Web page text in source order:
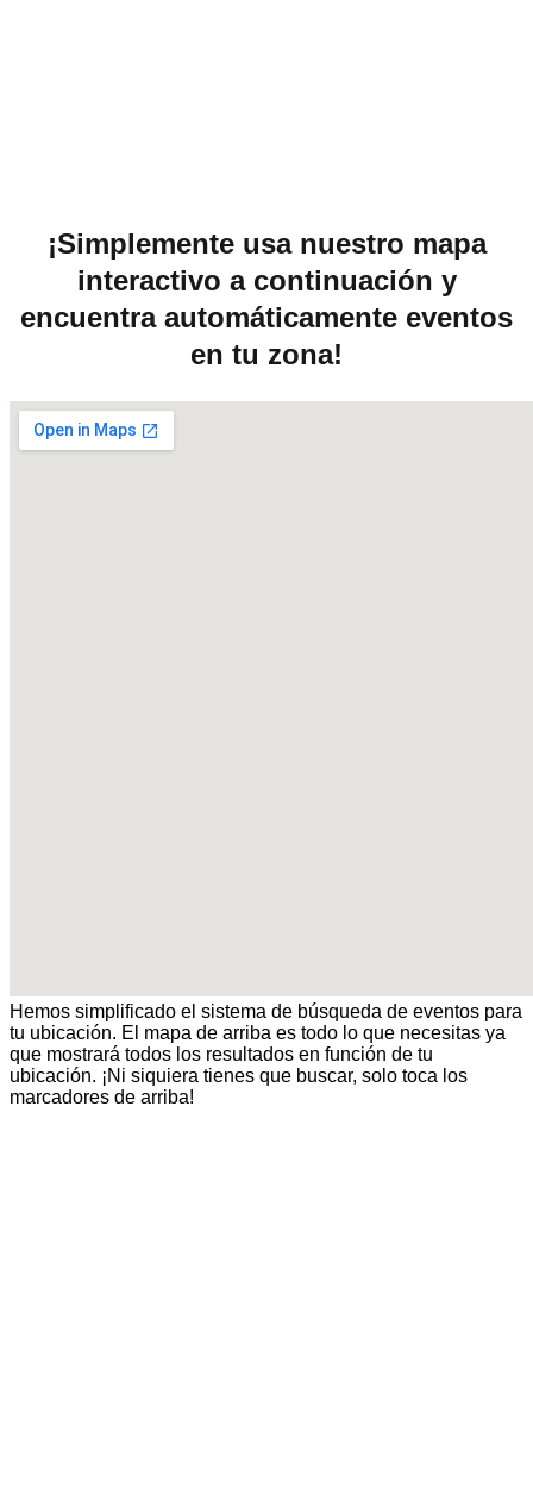
¡Simplemente usa nuestro mapa
interactivo a continuación y
encuentra automáticamente eventos
en tu zona!
Hemos simplificado el sistema de búsqueda de eventos para
tu ubicación. El mapa de arriba es todo lo que necesitas ya
que mostrará todos los resultados en función de tu
ubicación. ¡Ni siquiera tienes que buscar, solo toca los
marcadores de arriba!